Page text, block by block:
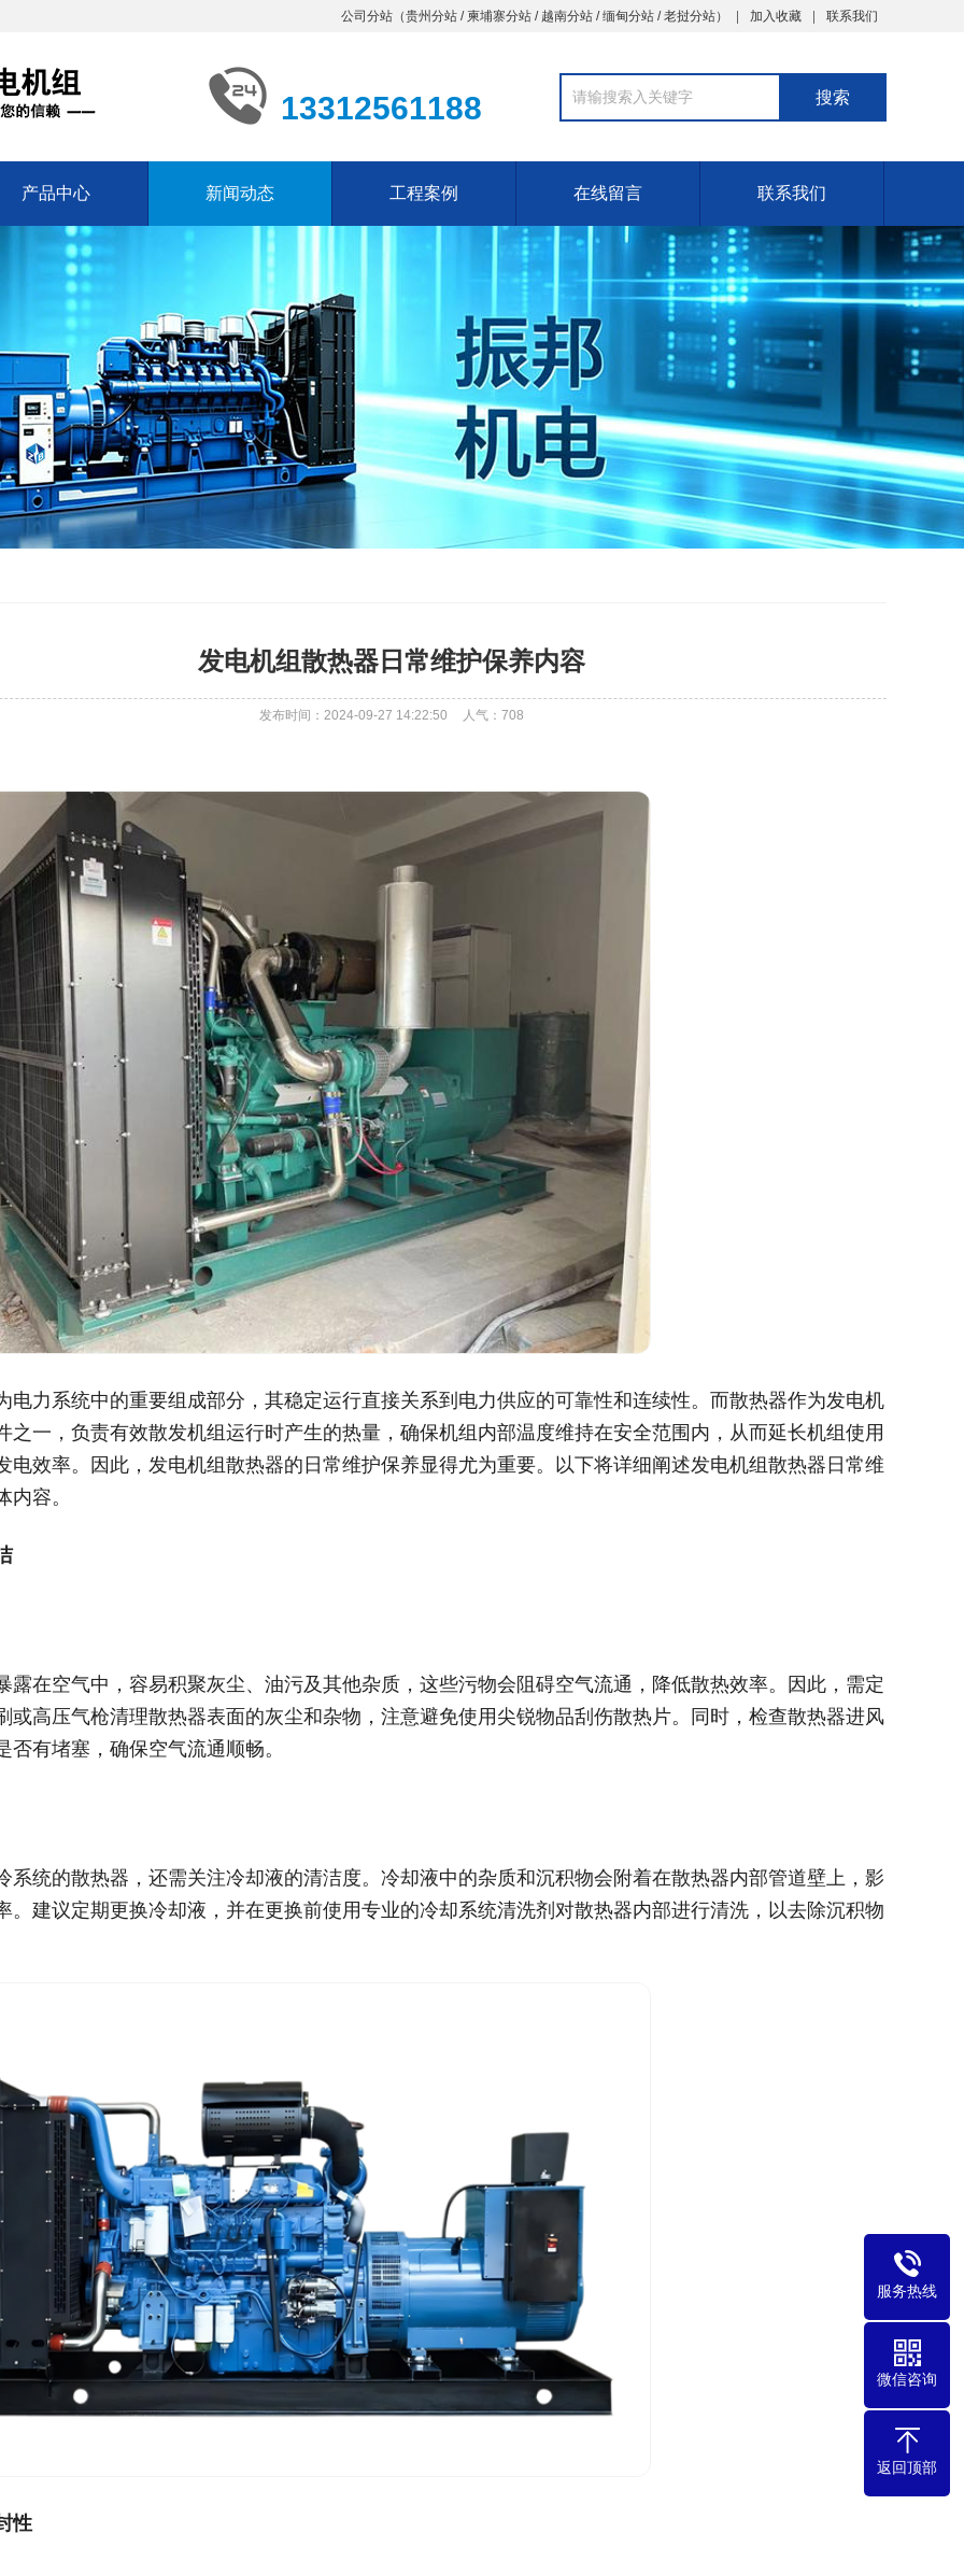
公司分站（贵州分站 /柬埔寨分站 / 越南分站 /缅甸分站 /老挝分站） 加入收藏 联系我们
13312561188
产品中心 新闻动态 工程案例 在线留言 联系我们
服务热线
微信咨询
返回顶部
发电机组散热器日常维护保养内容
发布时间：2024-09-27 14:22:50 人气： 708
电力系统中的重要组成部分，其稳定运行直接关系到电力供应的可靠性和连续性。而散热器作为发电机
之一，负责有效散发机组运行时产生的热量，确保机组内部温度维持在安全范围内，从而延长机组使用
电效率。因此，发电机组散热器的日常维护保养显得尤为重要。以下将详细阐述发电机组散热器日常维
内容。
露在空气中，容易积聚灰尘、油污及其他杂质，这些污物会阻碍空气流通，降低散热效率。因此，需定
或高压气枪清理散热器表面的灰尘和杂物，注意避免使用尖锐物品刮伤散热片。同时，检查散热器进风
否有堵塞，确保空气流通顺畅。
系统的散热器，还需关注冷却液的清洁度。冷却液中的杂质和沉积物会附着在散热器内部管道壁上，影
。建议定期更换冷却液，并在更换前使用专业的冷却系统清洗剂对散热器内部进行清洗，以去除沉积物
性